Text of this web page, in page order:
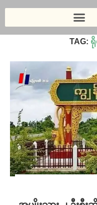
ရိုက်နှက်ငွေတောင်း
TAG: